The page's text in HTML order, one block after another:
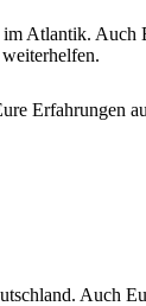
Atlantik. Auch
Erfahrungen
Auch